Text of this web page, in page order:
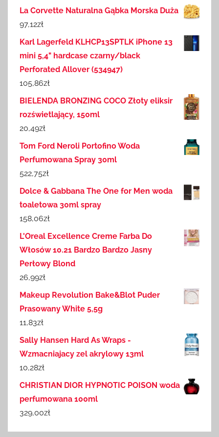
La Corvette Naturalna Gąbka Morska Duża
97,12zł
Karl Lagerfeld KLHCP13SPTLK iPhone 13
mini 5,4" hardcase czarny/black
Perforated Allover (534947)
105,86zł
BIELENDA BRONZING COCO Złoty eliksir
rozświetlający, 150ml
20,49zł
Tom Ford Neroli Portofino Woda
Perfumowana Spray 30ml
522,75zł
Dolce & Gabbana The One for Men woda
toaletowa 30ml spray
158,06zł
L'Oreal Excellence Creme Farba Do
Włosów 10.21 Bardzo Bardzo Jasny
Perłowy Blond
26,99zł
Makeup Revolution Bake&Blot Puder
Prasowany White 5,5g
11,83zł
Sally Hansen Hard As Wraps -
Wzmacniajacy zel akrylowy 13ml
10,28zł
CHRISTIAN DIOR HYPNOTIC POISON woda
perfumowana 100ml
329,00zł